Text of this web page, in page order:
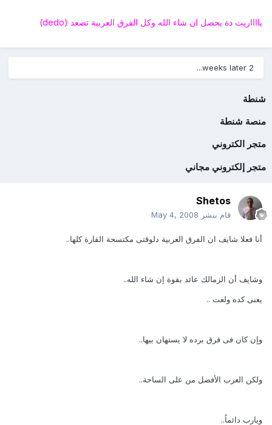
يااااريت دة يحصل ان شاء الله وكل الفرق العربية تصعد (dedo)
2 weeks later...
شنطة
منصة شنطة
متجر الكتروني
متجر إلكتروني مجاني
Shetos
قام بنشر May 4, 2008
أنا فعلا شايف ان الفرق العربية دلوقتى مكتسحة القارة كلها..
وشايف أن الزمالك عائد بقوة إن شاء الله..
يعنى كده ولعت ..
وإن كان فى فرق برده لا يستهان بيها..
ولكن العرب الأفضل من على الساحة..
ويارب دائماً..